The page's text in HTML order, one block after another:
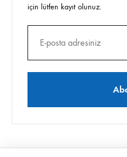
için lütfen kayıt olunuz.